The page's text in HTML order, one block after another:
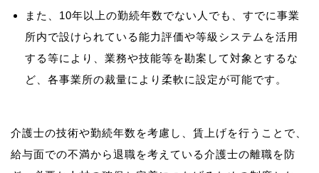
また、10年以上の勤続年数でない人でも、すでに事業
所内で設けられている能力評価や等級システムを活用
する等により、業務や技能等を勘案して対象とするな
ど、各事業所の裁量により柔軟に設定が可能です。
介護士の技術や勤続年数を考慮し、賃上げを行うことで、
給与面での不満から退職を考えている介護士の離職を防